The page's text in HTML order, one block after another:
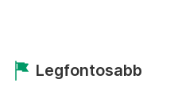
Legfontosabb